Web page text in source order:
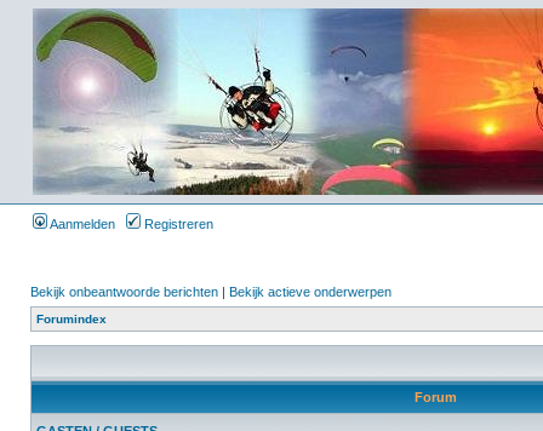
Aanmelden Registreren
Bekijk onbeantwoorde berichten | Bekijk actieve onderwerpen
Forumindex
Forum